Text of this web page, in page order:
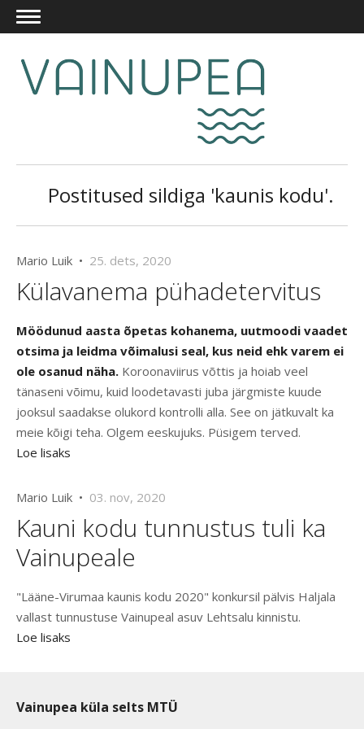
Postitused sildiga 'kaunis kodu'.
Mario Luik • 25. dets, 2020
Külavanema pühadetervitus
Möödunud aasta õpetas kohanema, uutmoodi vaadet
otsima ja leidma võimalusi seal, kus neid ehk varem ei
ole osanud näha. Koroonaviirus võttis ja hoiab veel
tänaseni võimu, kuid loodetavasti juba järgmiste kuude
jooksul saadakse olukord kontrolli alla. See on jätkuvalt ka
meie kõigi teha. Olgem eeskujuks. Püsigem terved.
Loe lisaks
Mario Luik • 03. nov, 2020
Kauni kodu tunnustus tuli ka
Vainupeale
"Lääne-Virumaa kaunis kodu 2020" konkursil pälvis Haljala
vallast tunnustuse Vainupeal asuv Lehtsalu kinnistu.
Loe lisaks
Vainupea küla selts MTÜ